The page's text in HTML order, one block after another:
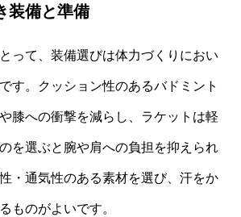
装備と準備
って、装備選びは体力づくりにおい
す。クッション性のあるバドミント
膝への衝撃を減らし、ラケットは軽
を選ぶと腕や肩への負担を抑えられ
・通気性のある素材を選び、汗をか
ものがよいです。